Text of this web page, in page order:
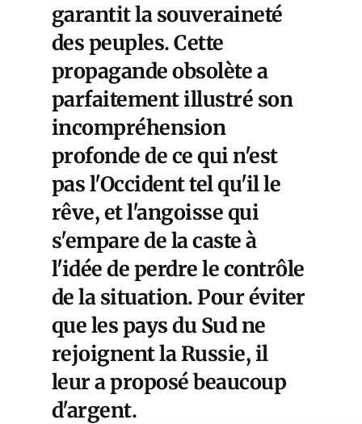
garantit la souveraineté
des peuples. Cette
propagande obsolète a
parfaitement illustré son
incompréhension
profonde de ce qui n'est
pas l'Occident tel qu'il le
rêve, et l'angoisse qui
s'empare de la caste à
l'idée de perdre le contrôle
de la situation. Pour éviter
que les pays du Sud ne
rejoignent la Russie, il
leur a proposé beaucoup
d'argent.